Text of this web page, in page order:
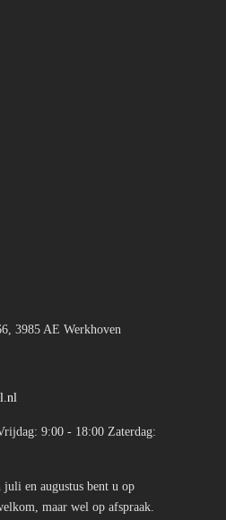
3985 AE Werkhoven
9:00 - 18:00 Zaterdag:
juli en augustus bent u op
maar wel op afspraak.